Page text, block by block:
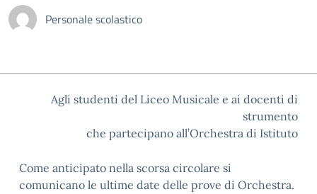
Personale scolastico
Agli studenti del Liceo Musicale e ai docenti di
strumento
che partecipano all’Orchestra di Istituto
Come anticipato nella scorsa circolare si
comunicano le ultime date delle prove di Orchestra.